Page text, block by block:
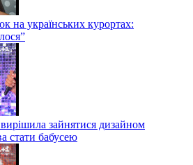
на українських курортах:
зайнятися дизайном
стати бабусею